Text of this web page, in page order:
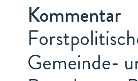
Kommentar
Gemeinde-